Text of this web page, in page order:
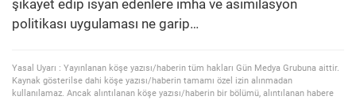
şikayet edip isyan edenlere imha ve asimilasyon
politikası uygulaması ne garip…
Yasal Uyarı : Yayınlanan köşe yazısı/haberin tüm hakları Gün Medya Grubuna aittir.
Kaynak gösterilse dahi köşe yazısı/haberin tamamı özel izin alınmadan
kullanılamaz. Ancak alıntılanan köşe yazısı/haberin bir bölümü, alıntılanan habere